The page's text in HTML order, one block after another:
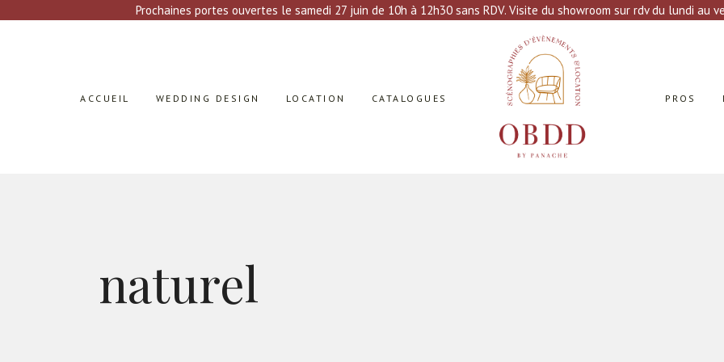
Prochaines portes ouvertes le samedi 27 juin de 10h à 12h30 sans RDV. Visite du showroom sur rdv du lundi au
ACCUEIL WEDDING DESIGN LOCATION CATALOGUES PROS
naturel